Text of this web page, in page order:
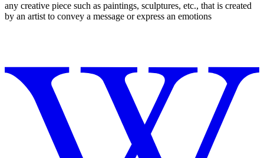
any creative piece such as paintings, sculptures, etc., that is created
by an artist to convey a message or express an emotions